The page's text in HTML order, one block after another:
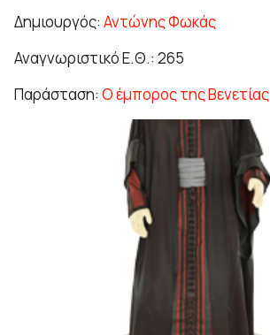
Δημιουργός: Αντώνης Φωκάς
Αναγνωριστικό Ε.Θ.: 265
Παράσταση: Ο έμπορος της Βενετίας